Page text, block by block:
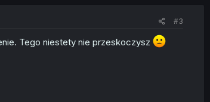
#3
Tego niestety nie przeskoczysz